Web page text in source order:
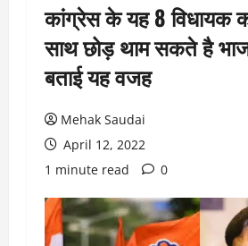
कांग्रेस के यह 8 विधायक
साथ छोड़ थाम सकते है
बताई यह वजह
Mehak Saudai
April 12, 2022
1 minute read
0